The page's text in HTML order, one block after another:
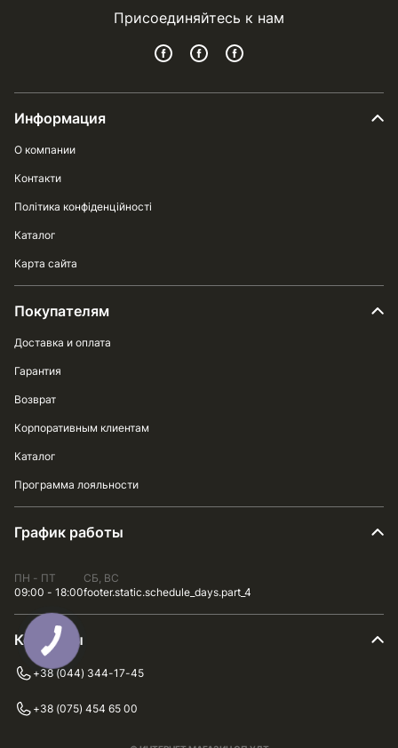
Присоединяйтесь к нам
Информация
О компании
Контакти
Політика конфіденційності
Каталог
Карта сайта
Покупателям
Доставка и оплата
Гарантия
Возврат
Корпоративным клиентам
Каталог
Программа лояльности
График работы
ПН - ПТ
09:00 - 18:00
СБ, ВС
footer.static.schedule_days.part_4
Контакты
+38 (044) 344-17-45
+38 (075) 454 65 00